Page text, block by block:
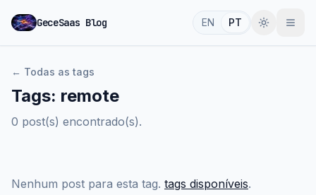
GeceSaas Blog EN PT
← Todas as tags
Tags: remote
0 post(s) encontrado(s).
Nenhum post para esta tag. tags disponíveis.